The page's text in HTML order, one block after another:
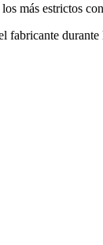
más estrictos